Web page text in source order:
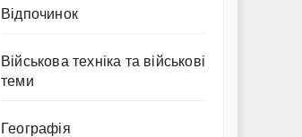
Відпочинок
Військова техніка та військові
теми
Географія